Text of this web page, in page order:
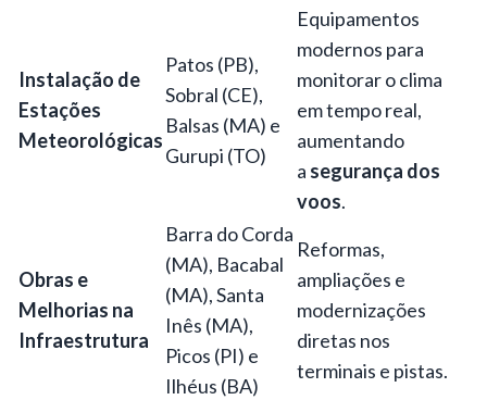
Instalação de
Estações
Meteorológicas
Patos (PB),
Sobral (CE),
Balsas (MA) e
Gurupi (TO)
Equipamentos
modernos para
monitorar o clima
em tempo real,
aumentando
a segurança dos
voos.
Obras e
Melhorias na
Infraestrutura
Barra do Corda
(MA), Bacabal
(MA), Santa
Inês (MA),
Picos (PI) e
Ilhéus (BA)
Reformas,
ampliações e
modernizações
diretas nos
terminais e pistas.